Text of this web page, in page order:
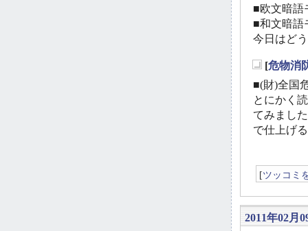
■欧文暗語
■和文暗語
今日はど
[危物消
■(財)全国
とにかく
てみまし
で仕上げ
[ツッコミ
2011年02月